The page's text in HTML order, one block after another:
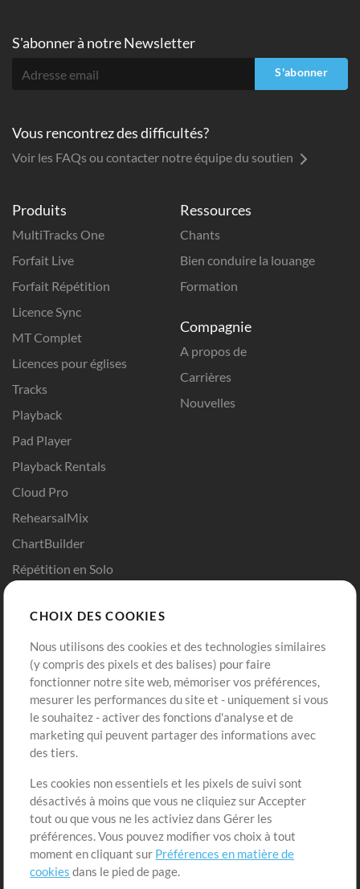
Produits
MultiTracks One
Forfait Live
Forfait Répétition
Licence Sync
MT Complet
Licences pour églises
Tracks
Playback
Pad Player
Playback Rentals
Cloud Pro
RehearsalMix
ChartBuilder
Répétition en Solo
Modèles ProPresenter
Sons
Ressources
Chants
Bien conduire la louange
Formation
Compagnie
A propos de
Carrières
Nouvelles
Boutique
Acheter des crédits
Contenu gratuit
Demander les pistes
Extras
Sessions
Soumettre votre contenu
Listes de lecture
Compte
Connexion
S'inscrire
S'abonner à notre Newsletter
S'abonner
Vous rencontrez des difficultés?
Voir les FAQs ou contacter notre équipe du soutien
CHOIX DES COOKIES
Nous utilisons des cookies et des technologies similaires
(y compris des pixels et des balises) pour faire
fonctionner notre site web, mémoriser vos préférences,
mesurer les performances du site et - uniquement si vous
le souhaitez - activer des fonctions d'analyse et de
marketing qui peuvent partager des informations avec
des tiers.
Les cookies non essentiels et les pixels de suivi sont
désactivés à moins que vous ne cliquiez sur Accepter
tout ou que vous ne les activiez dans Gérer les
préférences. Vous pouvez modifier vos choix à tout
moment en cliquant sur Préférences en matière de
cookies dans le pied de page.